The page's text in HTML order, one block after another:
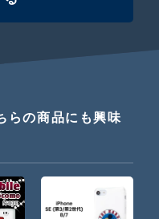
らの商品にも興味